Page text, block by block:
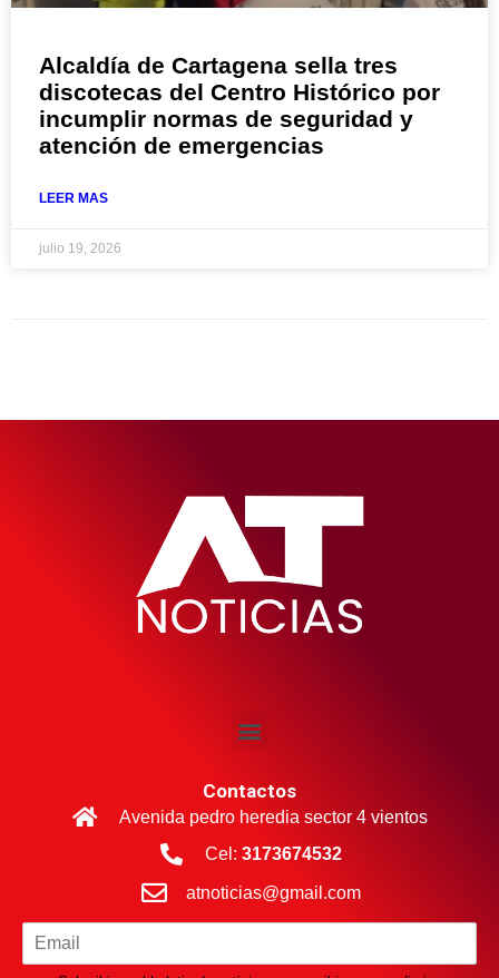
Alcaldía de Cartagena sella tres
discotecas del Centro Histórico por
incumplir normas de seguridad y
atención de emergencias
LEER MAS
julio 19, 2026
Contactos
Avenida pedro heredia sector 4 vientos
Cel: 3173674532
atnoticias@gmail.com